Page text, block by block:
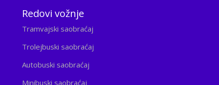
Redovi vožnje
Tramvajski saobraćaj
Trolejbuski saobraćaj
Autobuski saobraćaj
Minibuski saobraćaj